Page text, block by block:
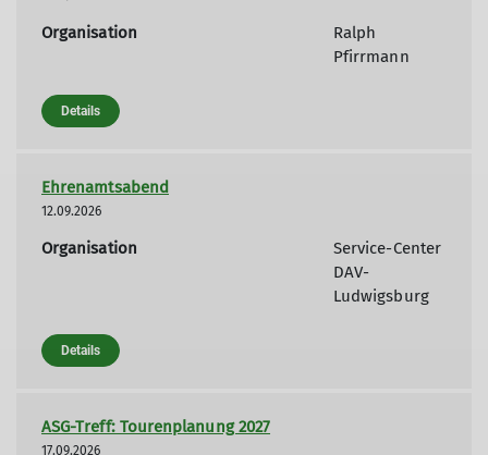
Organisation
Ralph
Pfirrmann
Details
Ehrenamtsabend
12.09.2026
Organisation
Service-Center
DAV-
Ludwigsburg
Details
ASG-Treff: Tourenplanung 2027
17.09.2026